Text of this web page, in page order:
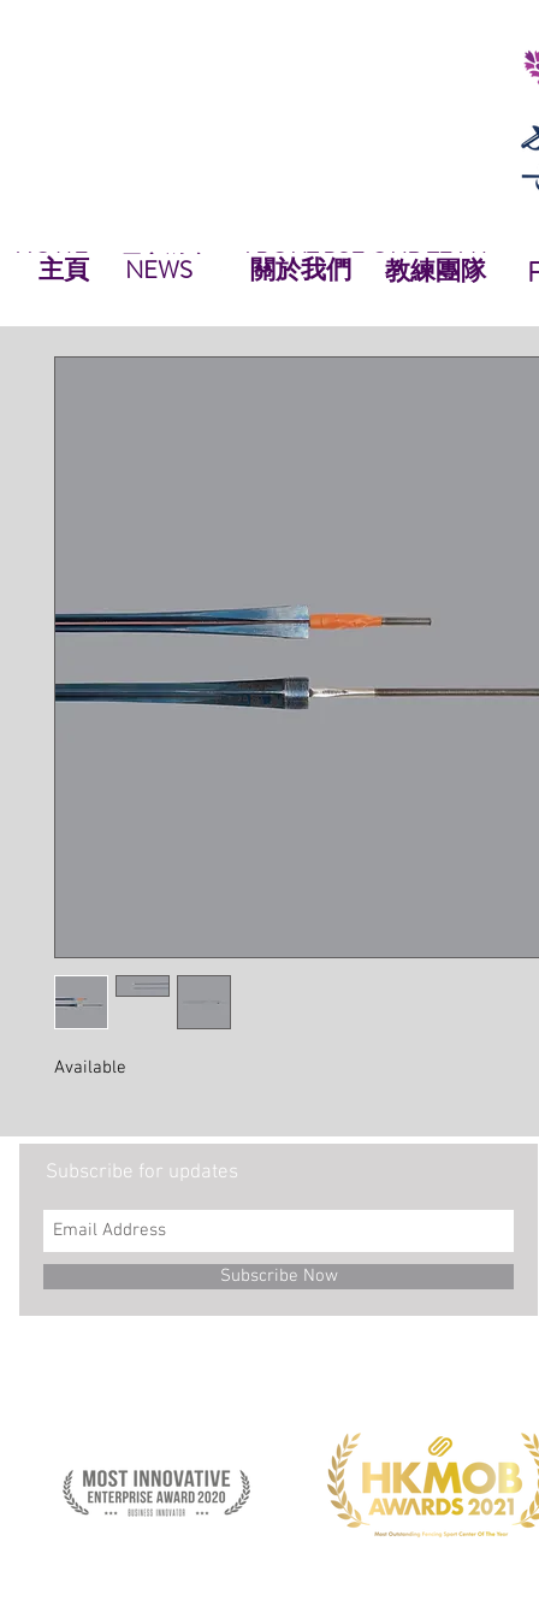
NEWS
NEWS OUR TEAM
ABOUT BSF
HOME
HOME 關於我們
主頁 OUR TEAM
教練團隊
最新資訊
NEWS
Available
Subscribe for updates
Subscribe Now